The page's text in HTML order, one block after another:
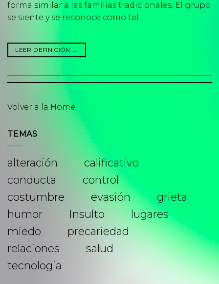
forma similar a las familias tradicionales. El grupo
se siente y se reconoce como tal.
LEER DEFINICIÓN →
Volver a la Home
TEMAS
alteración
calificativo
conducta
control
costumbre
evasión
grieta
humor
Insulto
lugares
miedo
precariedad
relaciones
salud
tecnologia